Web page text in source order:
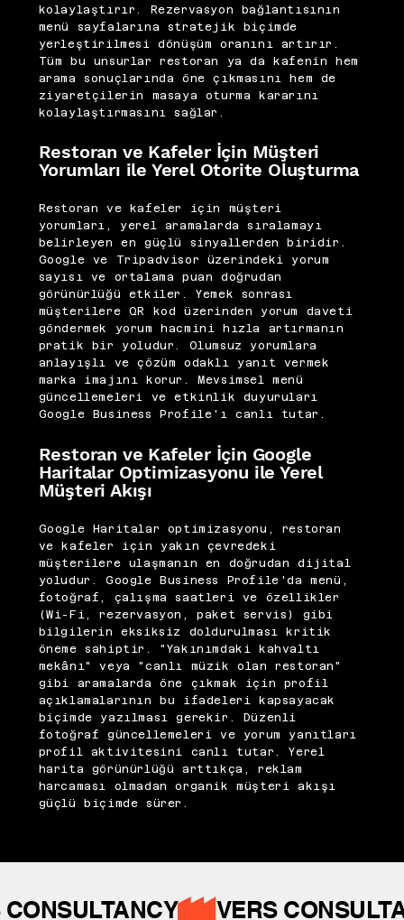
kolaylaştırır. Rezervasyon bağlantısının
menü sayfalarına stratejik biçimde
yerleştirilmesi dönüşüm oranını artırır.
Tüm bu unsurlar restoran ya da kafenin hem
arama sonuçlarında öne çıkmasını hem de
ziyaretçilerin masaya oturma kararını
kolaylaştırmasını sağlar.
Restoran ve Kafeler İçin Müşteri
Yorumları ile Yerel Otorite Oluşturma
Restoran ve kafeler için müşteri
yorumları, yerel aramalarda sıralamayı
belirleyen en güçlü sinyallerden biridir.
Google ve Tripadvisor üzerindeki yorum
sayısı ve ortalama puan doğrudan
görünürlüğü etkiler. Yemek sonrası
müşterilere QR kod üzerinden yorum daveti
göndermek yorum hacmini hızla artırmanın
pratik bir yoludur. Olumsuz yorumlara
anlayışlı ve çözüm odaklı yanıt vermek
marka imajını korur. Mevsimsel menü
güncellemeleri ve etkinlik duyuruları
Google Business Profile'ı canlı tutar.
Restoran ve Kafeler İçin Google
Haritalar Optimizasyonu ile Yerel
Müşteri Akışı
Google Haritalar optimizasyonu, restoran
ve kafeler için yakın çevredeki
müşterilere ulaşmanın en doğrudan dijital
yoludur. Google Business Profile'da menü,
fotoğraf, çalışma saatleri ve özellikler
(Wi-Fi, rezervasyon, paket servis) gibi
bilgilerin eksiksiz doldurulması kritik
öneme sahiptir. "Yakınımdaki kahvaltı
mekânı" veya "canlı müzik olan restoran"
gibi aramalarda öne çıkmak için profil
açıklamalarının bu ifadeleri kapsayacak
biçimde yazılması gerekir. Düzenli
fotoğraf güncellemeleri ve yorum yanıtları
profil aktivitesini canlı tutar. Yerel
harita görünürlüğü arttıkça, reklam
harcaması olmadan organik müşteri akışı
güçlü biçimde sürer.
CONSULTANCY